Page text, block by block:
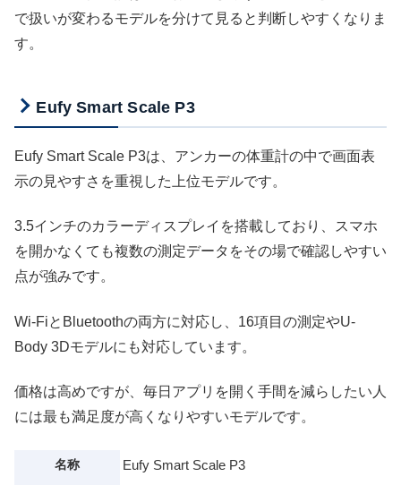
で扱いが変わるモデルを分けて見ると判断しやすくなりま
す。
Eufy Smart Scale P3
Eufy Smart Scale P3は、アンカーの体重計の中で画面表
示の見やすさを重視した上位モデルです。
3.5インチのカラーディスプレイを搭載しており、スマホ
を開かなくても複数の測定データをその場で確認しやすい
点が強みです。
Wi-FiとBluetoothの両方に対応し、16項目の測定やU-
Body 3Dモデルにも対応しています。
価格は高めですが、毎日アプリを開く手間を減らしたい人
には最も満足度が高くなりやすいモデルです。
名称 Eufy Smart Scale P3